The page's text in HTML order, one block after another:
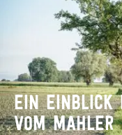
EIN EINBLICK
VOM MAHLER